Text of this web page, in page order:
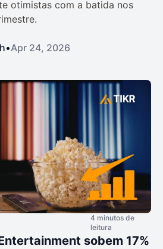
otimistas com a batida nos
•Apr 24, 2026
4 minutos de
leitura
sobem 17%